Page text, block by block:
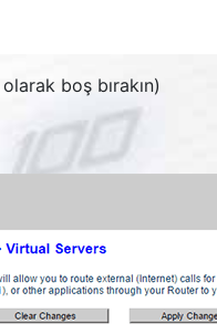
boş bırakın)